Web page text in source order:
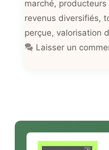
marché,
revenus diversifiés,
perçue, valorisation
Laisser un